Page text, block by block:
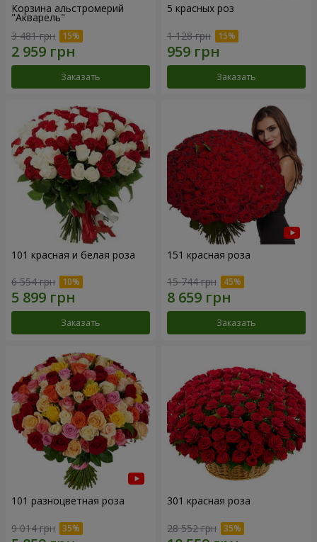
Корзина альстромерий
"Акварель"
3 481 грн
Заказать
5 красных роз
1 128 грн
Заказать
101 красная и белая роза
6 554 грн
Заказать
151 красная роза
15 744 грн
Заказать
101 разноцветная роза
9 014 грн
301 красная роза
28 552 грн